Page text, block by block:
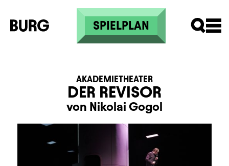
Direkt zum Inhalt
SPIELPLAN
DER REVISOR
AKADEMIETHEATER
von Nikolai Gogol